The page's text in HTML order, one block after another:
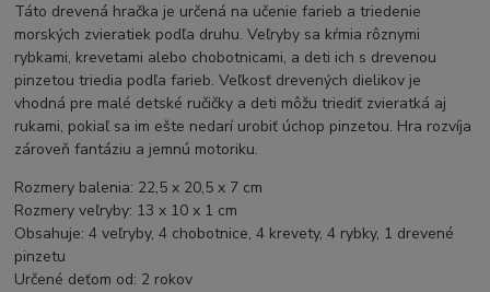
Táto drevená hračka je určená na učenie farieb a triedenie
morských zvieratiek podľa druhu. Veľryby sa kŕmia rôznymi
rybkami, krevetami alebo chobotnicami, a deti ich s drevenou
pinzetou triedia podľa farieb. Veľkosť drevených dielikov je
vhodná pre malé detské ručičky a deti môžu triediť zvieratká aj
rukami, pokiaľ sa im ešte nedarí urobiť úchop pinzetou. Hra rozvíja
zároveň fantáziu a jemnú motoriku.
Rozmery balenia: 22,5 x 20,5 x 7 cm
Rozmery veľryby: 13 x 10 x 1 cm
Obsahuje: 4 veľryby, 4 chobotnice, 4 krevety, 4 rybky, 1 drevené
pinzetu
Určené deťom od: 2 rokov